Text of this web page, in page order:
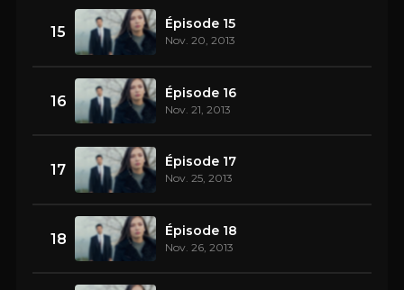
15 Épisode 15
Nov. 20, 2013
16 Épisode 16
Nov. 21, 2013
17 Épisode 17
Nov. 25, 2013
18 Épisode 18
Nov. 26, 2013